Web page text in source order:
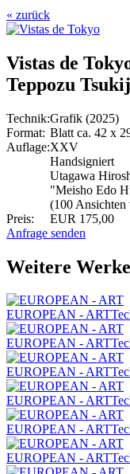
« zurück
Vistas de
Teppozu
Technik:Grafik (2025)
Format: Blatt ca. 42 x
Auflage:XXV
Handsigniert
Utagawa
"Meisho Edo
(100 Ansichten
Preis:
EUR 175,00
Anfrage senden
Weitere
EUROPEAN - ART
EUROPEAN - ART
EUROPEAN - ART
EUROPEAN - ART
EUROPEAN - ART
EUROPEAN - ART